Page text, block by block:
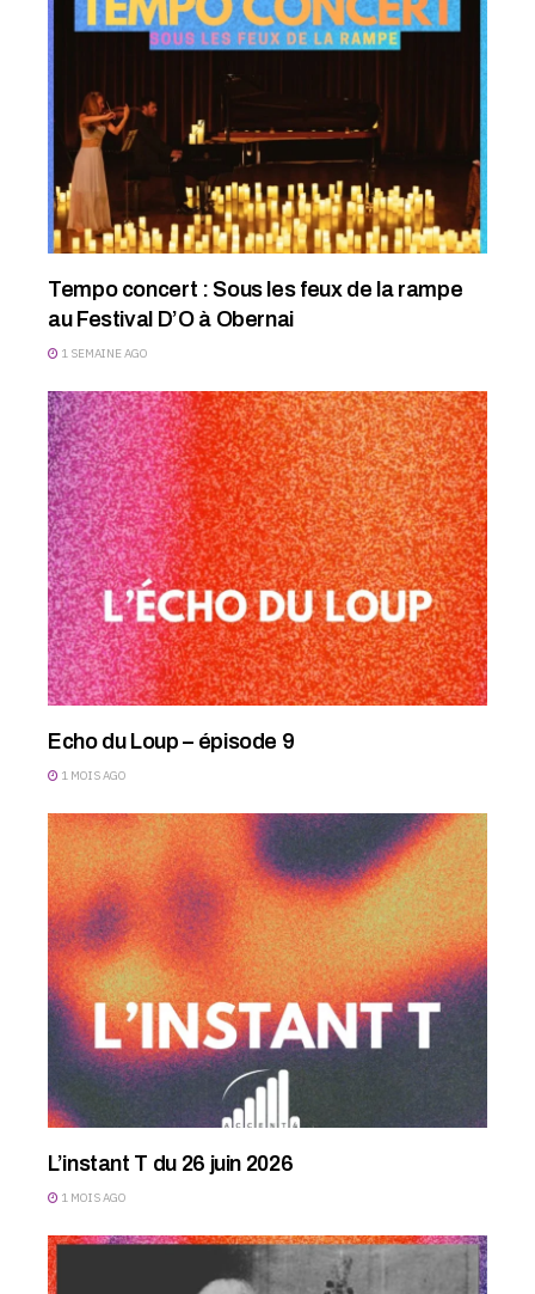
Tempo concert : Sous les feux de la rampe
au Festival D’O à Obernai
1 SEMAINE AGO
Echo du Loup – épisode 9
1 MOIS AGO
L’instant T du 26 juin 2026
1 MOIS AGO